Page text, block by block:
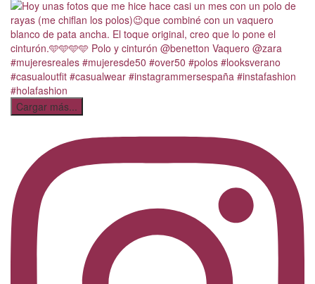
Cargar más...